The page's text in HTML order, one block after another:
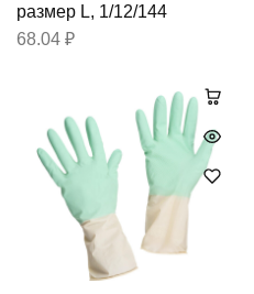
размер L, 1/12/144
68.04 ₽